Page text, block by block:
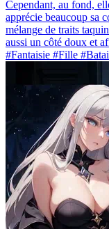
Cependant, au fond,
apprécie beaucoup sa
mélange de traits
aussi un côté doux et
#Fantaisie #Fille